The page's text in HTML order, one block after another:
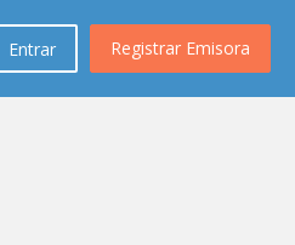
Registrar Emisora
Entrar